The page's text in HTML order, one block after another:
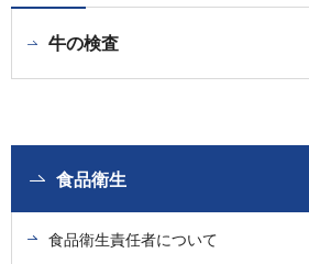
牛の検査
食品衛生
食品衛生責任者について